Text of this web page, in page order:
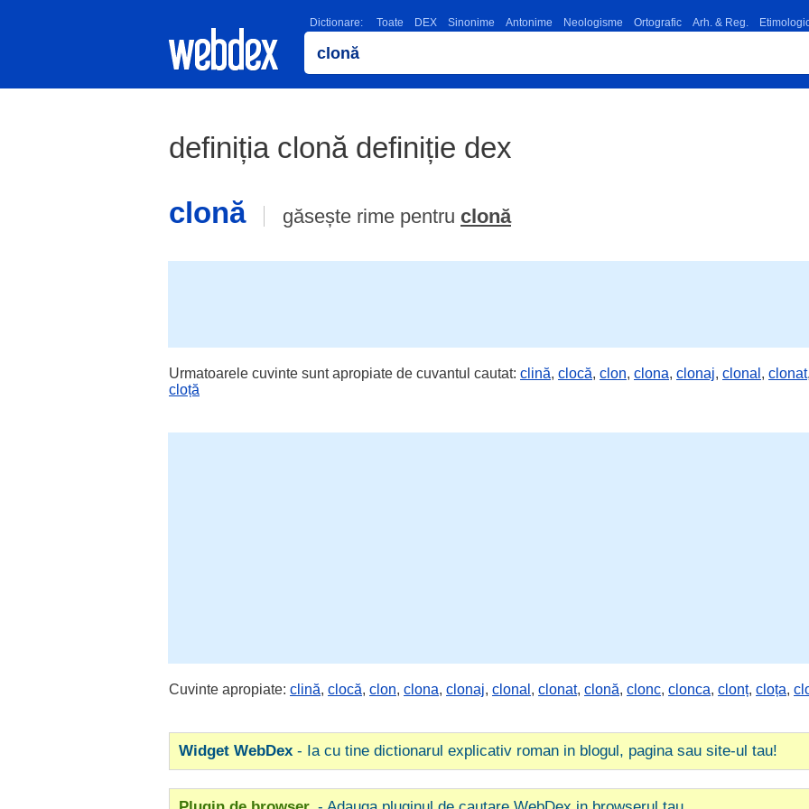
Dictionare: Toate DEX Sinonime Antonime Neologisme Ortografic Arh. & Reg.
definiția clonă definiție dex
clonă
găsește rime pentru clonă
Urmatoarele cuvinte sunt apropiate de cuvantul cautat: clină, clocă, clon, clona, clonaj, clonal , clonat
cloță
Cuvinte apropiate: clină, clocă, clon, clona, clonaj, clonal , clonat, clonă, clonc, clonca, clonț, cloța,
Widget WebDex - Ia cu tine dictionarul explicativ roman in blogul, pagina sau site-ul tau!